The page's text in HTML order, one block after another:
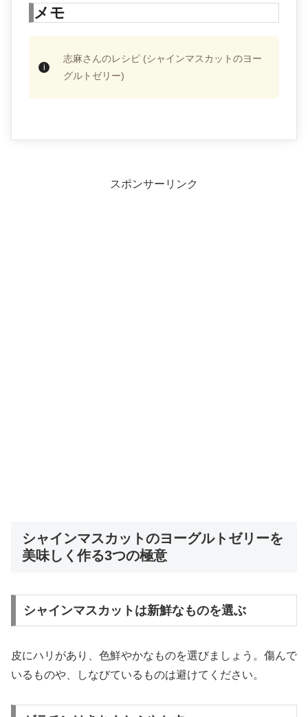
メモ
志麻さんのレシピ (シャインマスカットのヨー
グルトゼリー)
スポンサーリンク
シャインマスカットのヨーグルトゼリーを
美味しく作る3つの極意
シャインマスカットは新鮮なものを選ぶ
皮にハリがあり、色鮮やかなものを選びましょう。傷んで
いるものや、しなびているものは避けてください。